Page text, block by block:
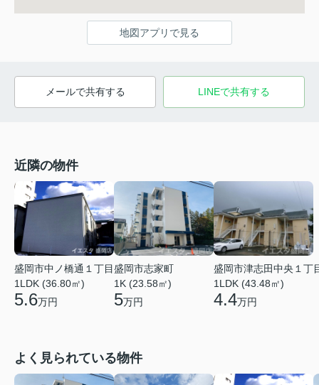
地図アプリで見る
メールで共有する LINEで共有する
近隣の物件
盛岡市中ノ橋通１丁目
1LDK (36.80㎡)
5.6万円
盛岡市志家町
1K (23.58㎡)
5万円
盛岡市津志田中央１丁
1LDK (43.48㎡)
4.4万円
よく見られている物件